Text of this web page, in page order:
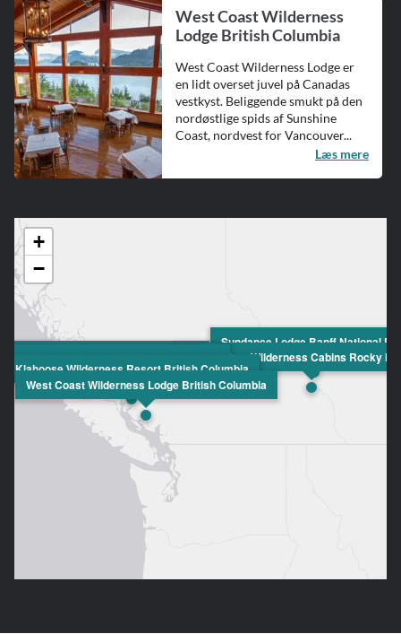
West Coast Wilderness
Lodge British Columbia
West Coast Wilderness Lodge er
en lidt overset juvel på Canadas
vestkyst. Beliggende smukt på den
nordøstlige spids af Sunshine
Coast, nordvest for Vancouver...
Læs mere
Sundance Lodge Banff National
Cross River Wilderness Cabins Rocky
Klahoose Wilderness Resort British Columbia
West Coast Wilderness Lodge British Columbia
+
−